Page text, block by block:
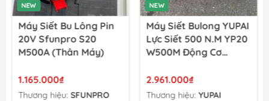
NEW
Máy Siết Bu Lông Pin
20V Sfunpro S20
M500A (thân Máy)
1.165.000₫
Thương hiệu: SFUNPRO
NEW
Máy Siết Bulong YUPAI
Lực Siết 500 N.M YP20
W500M Động Cơ
Bộ)
2.961.000₫
Thương hiệu:YUPAI